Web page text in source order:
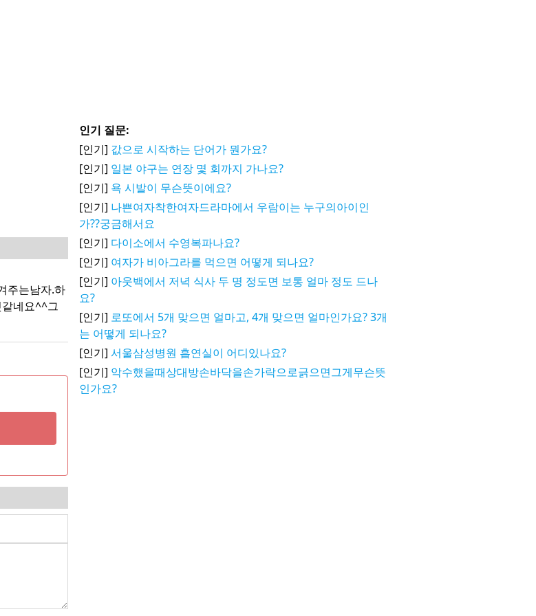
주는남자.하
네요^^그
인기 질문:
[인기] 값으로 시작하는 단어가 뭔가요?
[인기] 일본 야구는 연장 몇 회까지 가나요?
[인기] 욕 시발이 무슨뜻이에요?
[인기] 나쁜여자착한여자드라마에서 우람이는 누구의아이인
가??궁금해서요
[인기] 다이소에서 수영복파나요?
[인기] 여자가 비아그라를 먹으면 어떻게 되나요?
[인기] 아웃백에서 저녁 식사 두 명 정도면 보통 얼마 정도 드나
요?
[인기] 로또에서 5개 맞으면 얼마고, 4개 맞으면 얼마인가요? 3개
는 어떻게 되나요?
[인기] 서울삼성병원 흡연실이 어디있나요?
[인기] 악수했을때상대방손바닥을손가락으로긁으면그게무슨뜻
인가요?